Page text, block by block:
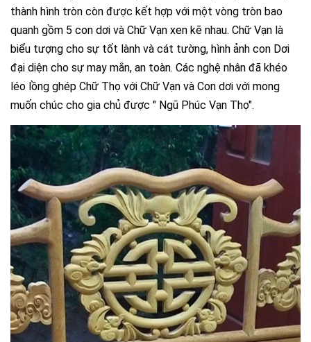
thành hình tròn còn được kết hợp với một vòng tròn bao
quanh gồm 5 con dơi và Chữ Vạn xen kẽ nhau. Chữ Vạn là
biểu tượng cho sự tốt lành và cát tường, hình ảnh con Dơi
đại diện cho sự may mắn, an toàn. Các nghệ nhân đã khéo
léo lồng ghép Chữ Thọ với Chữ Vạn và Con dơi với mong
muốn chúc cho gia chủ được " Ngũ Phúc Vạn Thọ".